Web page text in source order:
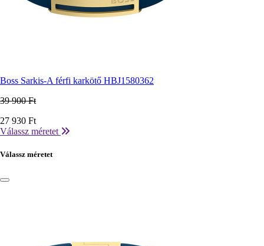
Boss Sarkis-A férfi karkötő HBJ1580362
39 900 Ft
Ár
27 930 Ft
Válassz méretet
Válassz méretet